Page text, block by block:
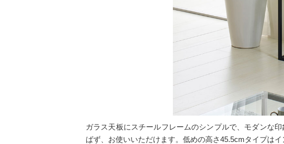
ガラス天板にスチールフレームのシンプルで、モダンな
ばず、お使いいただけます。低めの高さ45.5cmタイプは